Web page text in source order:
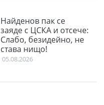
Найденов пак се
заяде с ЦСКА и отсече:
Слабо, безидейно, не
става нищо!
05.08.2026